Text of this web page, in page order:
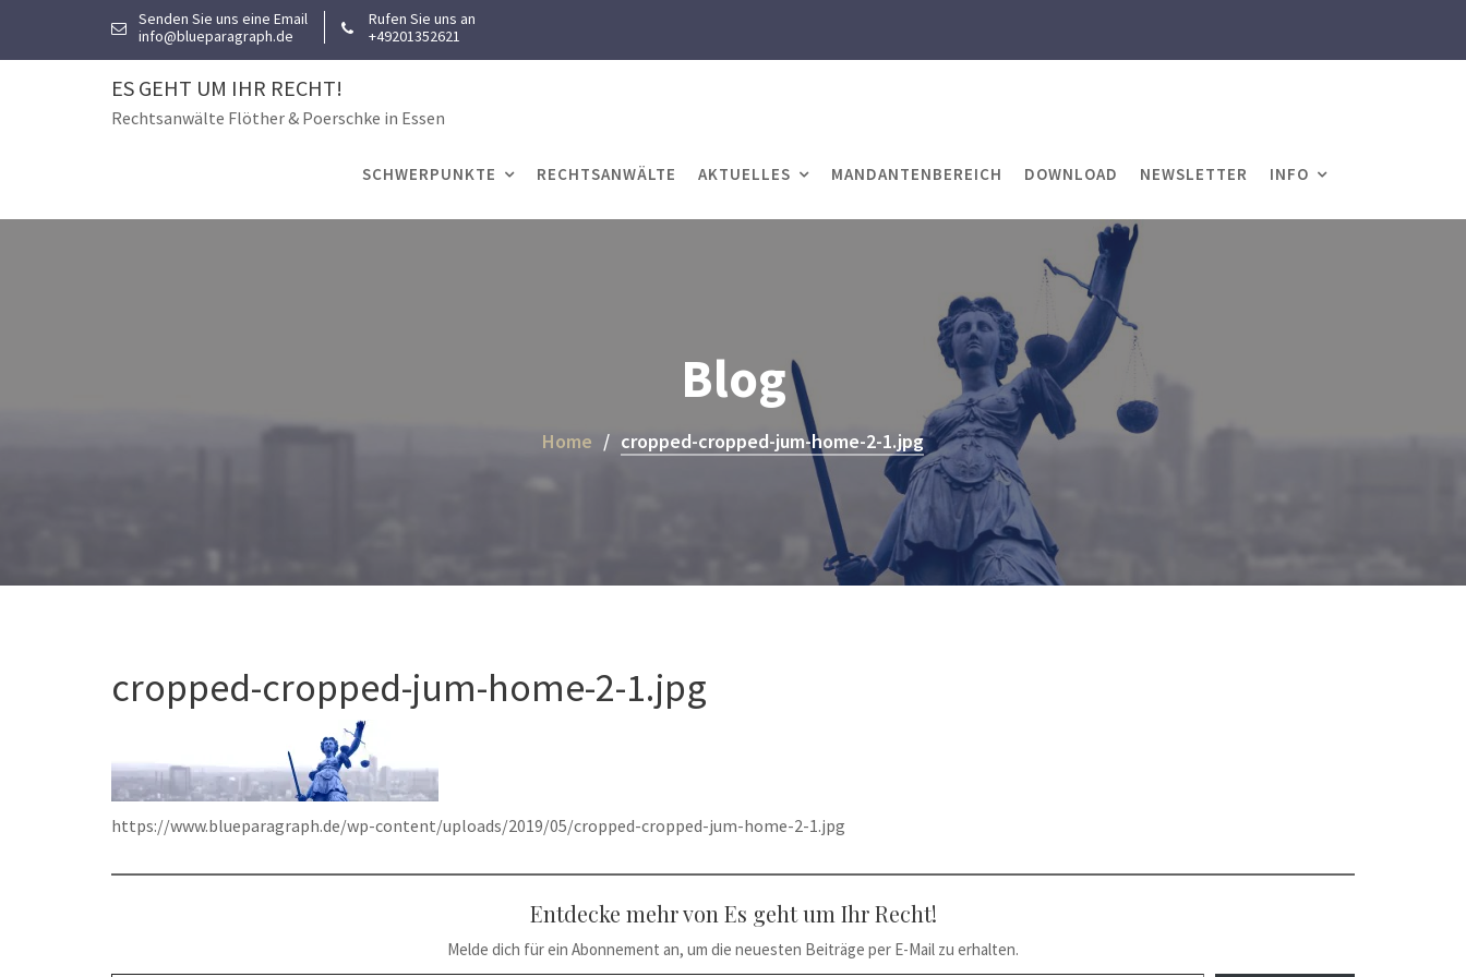
content
Senden Sie uns eine Email
info@blueparagraph.de
Rufen Sie uns an
+49201352621
ES GEHT UM IHR RECHT!
Rechtsanwälte Flöther & Poerschke in Essen
SCHWERPUNKTE RECHTSANWÄLTE AKTUELLES MANDANTENBEREICH DOWNLOAD NEWSLETTER INFO
Blog
Home cropped-cropped-jum-home-2-1.jpg
cropped-cropped-jum-home-2-1.jpg
https://www.blueparagraph.de/wp-content/uploads/2019/05/cropped-cropped-jum-home-2-1.jpg
Entdecke mehr von Es geht um Ihr Recht!
Melde dich für ein Abonnement an, um die neuesten Beiträge per E-Mail zu erhalten.
Gib deine E-Mail-Adresse ein ...